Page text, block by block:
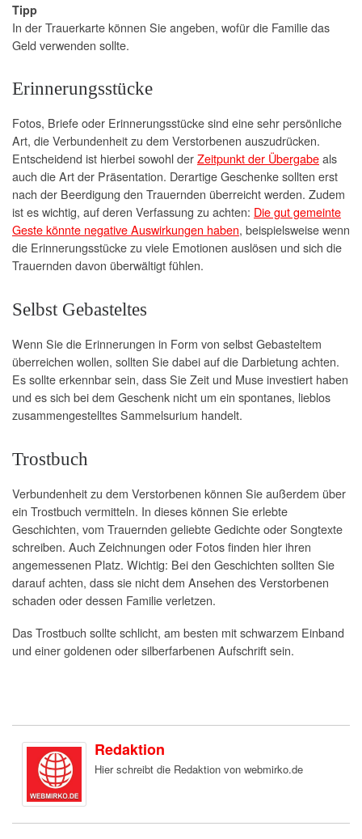
Tipp
In der Trauerkarte können Sie angeben, wofür die Familie das
Geld verwenden sollte.
Erinnerungsstücke
Fotos, Briefe oder Erinnerungsstücke sind eine sehr persönliche
Art, die Verbundenheit zu dem Verstorbenen auszudrücken.
Entscheidend ist hierbei sowohl derZeitpunkt der Übergabeals
auch die Art der Präsentation. Derartige Geschenke sollten erst
nach der Beerdigung den Trauernden überreicht werden. Zudem
ist es wichtig, auf deren Verfassung zu achten: Die gut gemeinte
Geste könnte negative Auswirkungen haben, beispielsweise wenn
die Erinnerungsstücke zu viele Emotionen auslösen und sich die
Trauernden davon überwältigt fühlen.
Selbst Gebasteltes
Wenn Sie die Erinnerungen in Form von selbst Gebasteltem
überreichen wollen, sollten Sie dabei auf die Darbietung achten.
Es sollte erkennbar sein, dass Sie Zeit und Muse investiert haben
und es sich bei dem Geschenk nicht um ein spontanes, lieblos
zusammengestelltes Sammelsurium handelt.
Trostbuch
Verbundenheit zu dem Verstorbenen können Sie außerdem über
ein Trostbuch vermitteln. In dieses können Sie erlebte
Geschichten, vom Trauernden geliebte Gedichte oder Songtexte
schreiben. Auch Zeichnungen oder Fotos finden hier ihren
angemessenen Platz. Wichtig: Bei den Geschichten sollten Sie
darauf achten, dass sie nicht dem Ansehen des Verstorbenen
schaden oder dessen Familie verletzen.
Das Trostbuch sollte schlicht, am besten mit schwarzem Einband
und einer goldenen oder silberfarbenen Aufschrift sein.
Redaktion
Hier schreibt die Redaktion von webmirko.de